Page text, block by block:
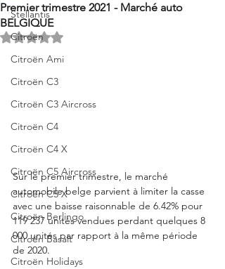
Stellantis
Citroën
Citroën Ami
Citroën C3
Citroën C3 Aircross
Citroën C4
Citroën C4 X
Citroën C5 Aircross
Citroën C5 X
Citroën Berlingo
Citroën Basalt
Citroën Holidays
Premier trimestre 2021 - Marché auto
BELGIQUE
Noté NaN étoiles sur 5.
Sur le premier trimestre, le marché
automobile belge parvient à limiter la casse
avec une baisse raisonnable de 6.42% pour
119 237 unités vendues perdant quelques 8
000 unités par rapport à la même période
de 2020.